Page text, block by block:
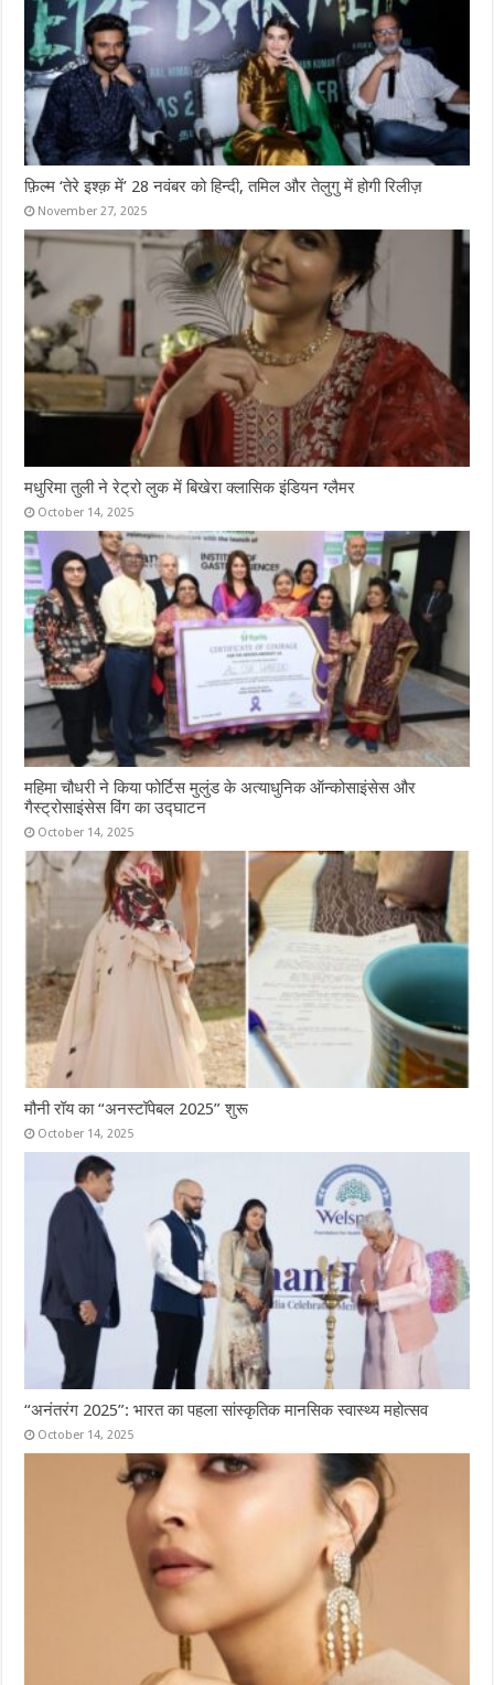
फ़िल्म ‘तेरे इश्क़ में’ 28 नवंबर को हिन्दी, तमिल और तेलुगु में होगी रिलीज़
November 27, 2025
मधुरिमा तुली ने रेट्रो लुक में बिखेरा क्लासिक इंडियन ग्लैमर
October 14, 2025
महिमा चौधरी ने किया फोर्टिस मुलुंड के अत्याधुनिक ऑन्कोसाइंसेस और
गैस्ट्रोसाइंसेस विंग का उद्घाटन
October 14, 2025
मौनी रॉय का “अनस्टॉपेबल 2025” शुरू
October 14, 2025
“अनंतरंग 2025”: भारत का पहला सांस्कृतिक मानसिक स्वास्थ्य महोत्सव
October 14, 2025